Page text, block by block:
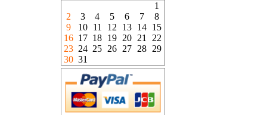
1
2
3 4 5 6 7
8
9
10 11 12 13 14 15
16 17 18 19 20 21
22
23 24 25 26 27 28 29
30 31